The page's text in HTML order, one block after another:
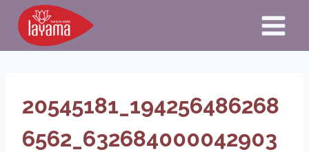
Aller
contenu
20545181_194256486268
6562_632684000042903